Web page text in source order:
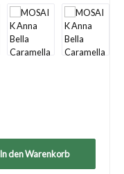
In den Warenkorb